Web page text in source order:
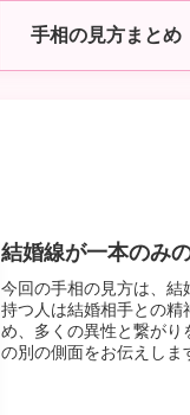
手相の見方まとめ
結婚線が一本のみ
今回の手相の見方は、結
持つ人は結婚相手との精
め、多くの異性と繋がり
の別の側面をお伝えしま